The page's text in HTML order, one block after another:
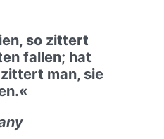
so zittert
fallen; hat
man, sie